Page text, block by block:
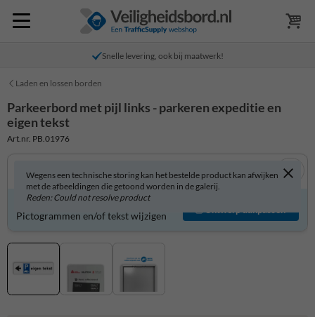
Snelle levering, ook bij maatwerk!
Laden en lossen borden
Parkeerbord met pijl links - parkeren expeditie en
eigen tekst
Art.nr. PB.01976
Wegens een technische storing kan het bestelde product kan afwijken
met de afbeeldingen die getoond worden in de galerij.
Reden: Could not resolve product
Parkeerbord zelf aanpassen?
Pictogrammen en/of tekst wijzigen
Ontwerp aanpassen